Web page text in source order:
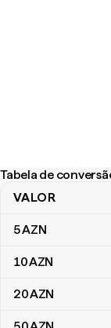
Tabela de
Tabela de
VALOR
5AZN
10AZN
20AZN